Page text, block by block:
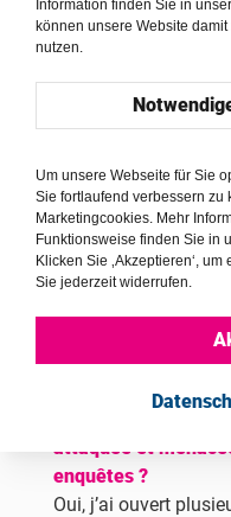
aucune loi
l’homme et pas le
ce domaine, ni
d’incriminer les
la volonté requise
femmes. Les
l’homme sont
de se cacher à
Certaines sont
voire assassinées. Il
de vie sûr pour ces
Est-ce qu’il vous
attaquée et
enquêtes ?
Oui, j’ai ouvert
Information finden Sie in
können unsere Website
nutzen.
Um unsere Webseite für Sie
Sie fortlaufend verbessern zu
Marketingcookies. Mehr
Funktionsweise finden Sie in
Klicken Sie ‚Akzeptieren‘,
Sie jederzeit widerrufen.